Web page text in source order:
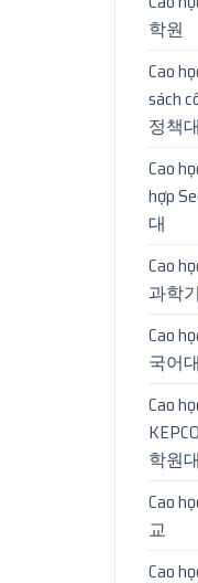
학원
Cao
sách
정책
Cao
hợp
대
Cao
과학
Cao
국어
Cao
학원대
Cao
교
Cao